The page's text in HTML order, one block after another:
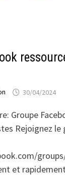
30/04/2024
Groupe
Rejoignez le
et